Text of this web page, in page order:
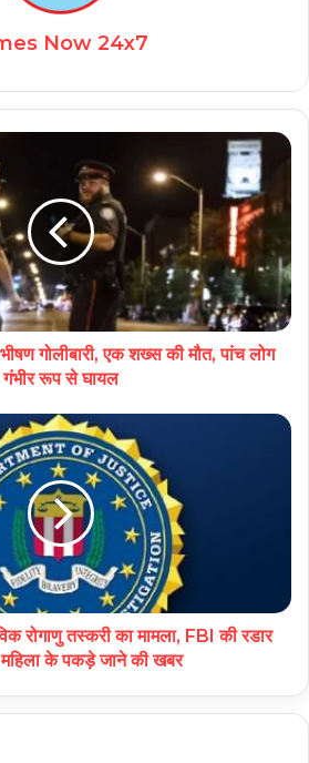
Now 24x7
गोलीबारी, एक शख्स की मौत, पांच लोग
गंभीर रूप से घायल
रोगाणु तस्करी का मामला, FBI की रडार
के पकड़े जाने की खबर